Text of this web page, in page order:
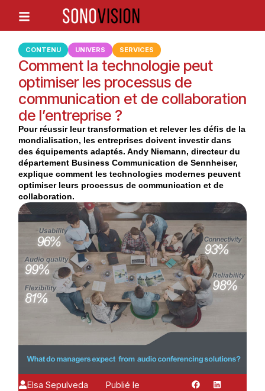
CONTENU UNIVERS SERVICES
Comment la technologie peut
optimiser les processus de
communication et de collaboration
de l’entreprise ?
Pour réussir leur transformation et relever les défis de la
mondialisation, les entreprises doivent investir dans
des équipements adaptés. Andy Niemann, directeur du
département Business Communication de Sennheiser,
explique comment les technologies modernes peuvent
optimiser leurs processus de communication et de
collaboration.
Elsa Sepulveda
Publié le